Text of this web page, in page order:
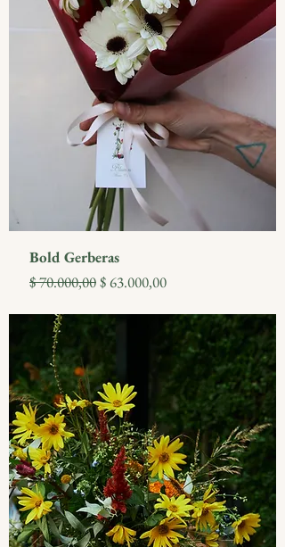
Bold Gerberas
Precio
$ 70.000,00Precio de oferta
$ 63.000,00